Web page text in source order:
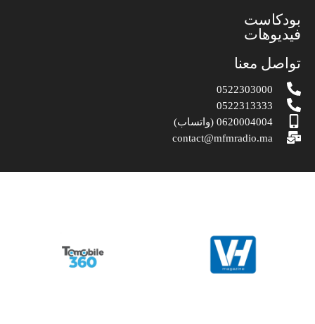
بودكاست
فيديوهات
تواصل معنا
0522303000
0522313333
0620004004 (واتساب)
contact@mfmradio.ma